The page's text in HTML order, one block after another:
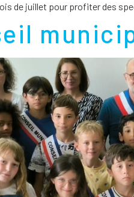
de juillet pour profiter des